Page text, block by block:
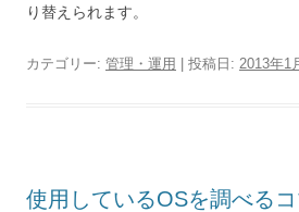
り替えられます。
カテゴリー: 管理・運用 | 投稿日: 2013年1
使用しているOSを調べるコ